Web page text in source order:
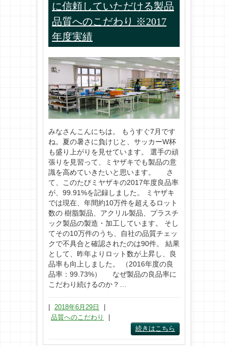
に信頼していただける製品
品質へのこだわり ※2017
年度実績
みなさんこんにちは。 もうすぐ7月です
ね。夏の暑さに負けじと、サッカーW杯
も盛り上がりを見せています。 選手の頑
張りを見習って、ミヤザキでも製品の意
識を高めていきたいと思います。 さ
て、このたびミヤザキの2017年度良品率
が、99.91%を記録しました。 ミヤザキ
では現在、年間約10万件を超えるロット
数の 樹脂製品、アクリル製品、プラスチ
ック製品の製造・加工しています。 そし
てその10万件のうち、自社の品質チェッ
クで不具合と確認されたのは90件。 結果
として、昨年よりロット数が上昇し、良
品率も向上しました。 （2016年度の良
品率：99.73%） なぜ製品の良品率に
こだわり続けるのか？…
2018年6月29日
品質へのこだわり
続きはこちら